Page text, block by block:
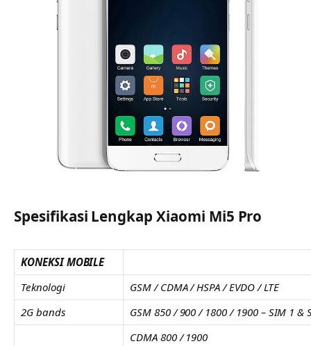
Spesifikasi Lengkap Xiaomi Mi5 Pro
KONEKSI MOBILE
Teknologi
GSM / CDMA / HSPA / EVDO / LTE
2G bands
GSM 850 / 900 / 1800 / 1900 – SIM 1 &
CDMA 800 / 1900